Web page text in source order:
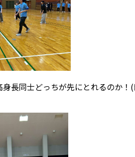
長同士どっちが先にとれるのか！(